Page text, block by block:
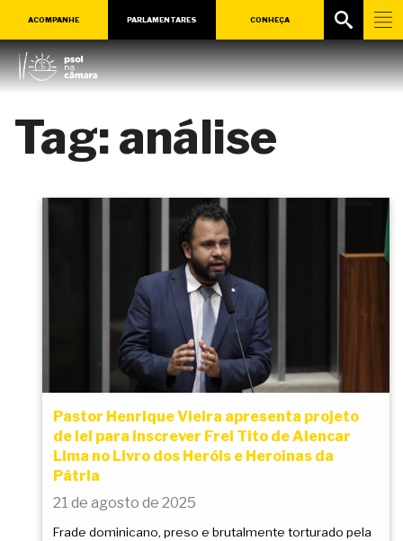
ACOMPANHE PARLAMENTARES CONHEÇA
Tag:análise
Pastor Henrique Vieira apresenta projeto
de lei para inscrever Frei Tito de Alencar
Lima no Livro dos Heróis e Heroínas da
Pátria
21 de agosto de 2025
Frade dominicano, preso e brutalmente torturado pela